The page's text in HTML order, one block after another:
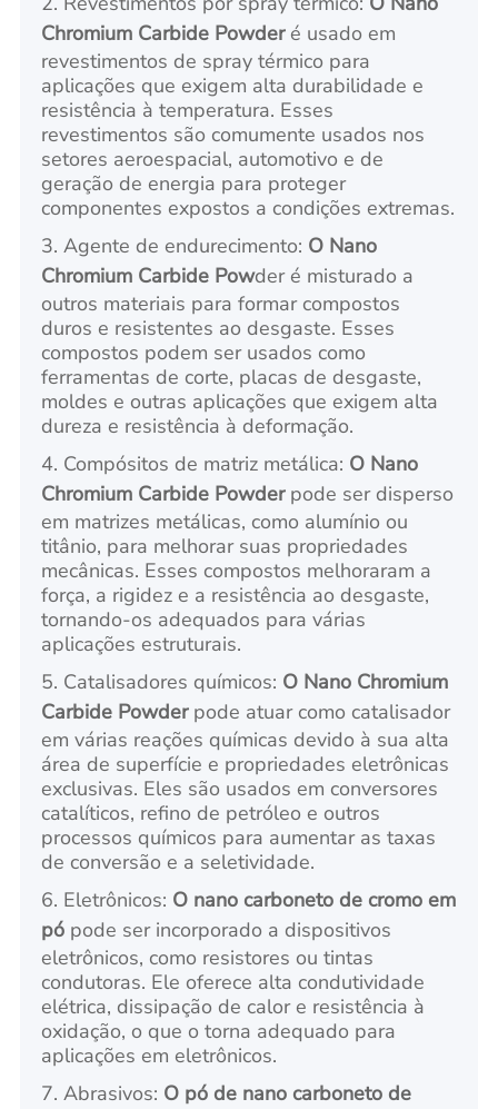
Chromium Carbide Powderé usado em
revestimentos de spray térmico para
aplicações que exigem alta durabilidade e
resistência à temperatura. Esses
revestimentos são comumente usados nos
setores aeroespacial, automotivo e de
geração de energia para proteger
componentes expostos a condições extremas.
3. Agente de endurecimento: O Nano
Chromium Carbide Powder é misturado a
outros materiais para formar compostos
duros e resistentes ao desgaste. Esses
compostos podem ser usados como
ferramentas de corte, placas de desgaste,
moldes e outras aplicações que exigem alta
dureza e resistência à deformação.
4. Compósitos de matriz metálica: O Nano
Chromium Carbide Powderpode ser disperso
em matrizes metálicas, como alumínio ou
titânio, para melhorar suas propriedades
mecânicas. Esses compostos melhoraram a
força, a rigidez e a resistência ao desgaste,
tornando-os adequados para várias
aplicações estruturais.
5. Catalisadores químicos: O Nano Chromium
Carbide Powderpode atuar como catalisador
em várias reações químicas devido à sua alta
área de superfície e propriedades eletrônicas
exclusivas. Eles são usados em conversores
catalíticos, refino de petróleo e outros
processos químicos para aumentar as taxas
de conversão e a seletividade.
6. Eletrônicos: O nano carboneto de cromo em
pó pode ser incorporado a dispositivos
eletrônicos, como resistores ou tintas
condutoras. Ele oferece alta condutividade
elétrica, dissipação de calor e resistência à
oxidação, o que o torna adequado para
aplicações em eletrônicos.
7. Abrasivos: O pó de nano carboneto de